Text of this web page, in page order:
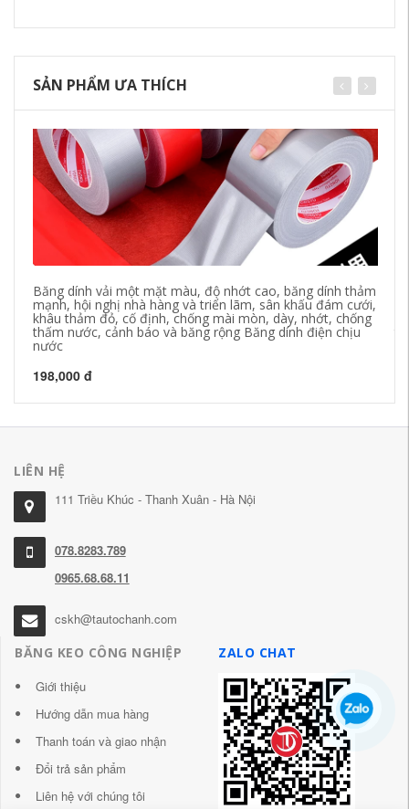
SẢN PHẨM ƯA THÍCH
Băng dính vải một mặt màu, độ nhớt cao, băng dính thảm
mạnh, hội nghị nhà hàng và triển lãm, sân khấu đám cưới,
khâu thảm đỏ, cố định, chống mài mòn, dày, nhớt, chống
thấm nước, cảnh báo và băng rộng Băng dính điện chịu
nước
198,000 đ
LIÊN HỆ
111 Triều Khúc - Thanh Xuân - Hà Nội
078.8283.789
0965.68.68.11
cskh@tautochanh.com
BĂNG KEO CÔNG NGHIỆP
Giới thiệu
Hướng dẫn mua hàng
Thanh toán và giao nhận
Đổi trả sản phẩm
Liên hệ với chúng tôi
ZALO CHAT